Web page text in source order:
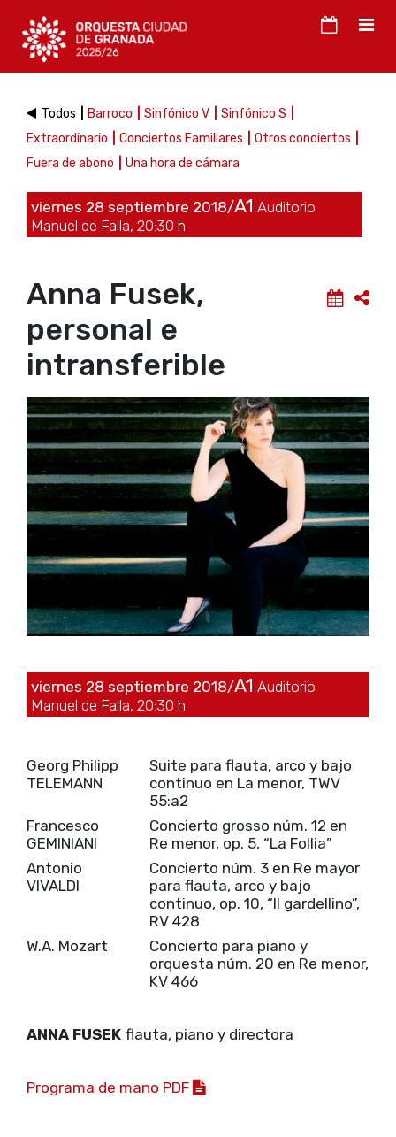
Todos Barroco Sinfónico V
Sinfónico S
Extraordinario
Conciertos Familiares
Otros conciertos
Fuera de abono
Una hora de cámara
viernes 28 septiembre 2018/A1 Auditorio
Manuel de Falla, 20:30 h
Anna Fusek,
personal e
intransferible
viernes 28 septiembre 2018/A1 Auditorio
Manuel de Falla, 20:30 h
Georg Philipp
TELEMANN
Suite para flauta, arco y bajo
continuo en La menor, TWV
55:a2
Francesco
GEMINIANI
Concierto grosso núm. 12 en
Re menor, op. 5, “La Follia”
Antonio
VIVALDI
Concierto núm. 3 en Re mayor
para flauta, arco y bajo
continuo, op. 10, “Il gardellino”,
RV 428
W.A. Mozart
Concierto para piano y
orquesta núm. 20 en Re menor,
KV 466
ANNA FUSEK flauta, piano y directora
Programa de mano PDF